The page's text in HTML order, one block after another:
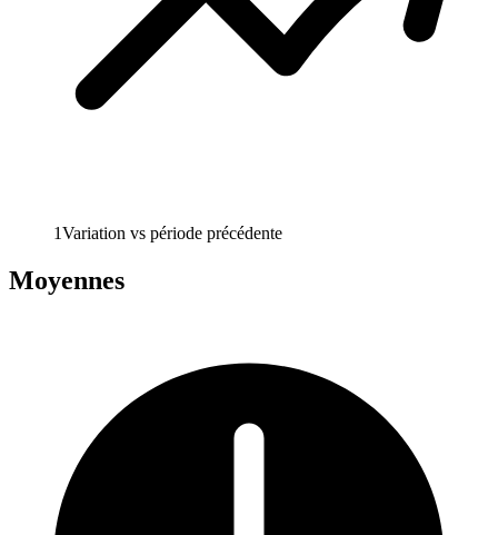
1Variation vs période précédente
Moyennes